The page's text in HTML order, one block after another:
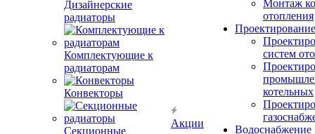
Дизайнерские
радиаторы
Комплектующие к
радиаторам
Конвекторы
Секционные
Акции
Монтаж
отопления
Проектирование
систем
котельных
Водоснабжение